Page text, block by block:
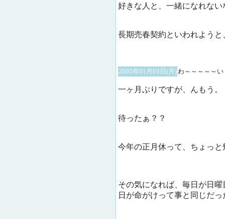
好きな人と、一緒になれな
長期売春契約といわれよう
2005年01月03日(月)わ～～～～～い
一ヶ月ぶりですが、んもう。
待ったぁ？？
今年の正月休って、ちょっ
その気になれば、毎日が日
日が命がけって事と同じだ